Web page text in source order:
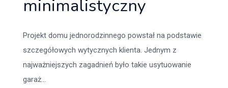
minimalistyczny
Projekt domu jednorodzinnego powstał na podstawie
szczegółowych wytycznych klienta. Jednym z
najważniejszych zagadnień było takie usytuowanie
garaż...